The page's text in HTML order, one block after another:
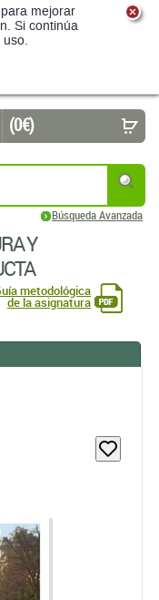
mejorar
Si continúa
uso.
Búsqueda Avanzada
(0 €)
Y
metodológica
de la asignatura